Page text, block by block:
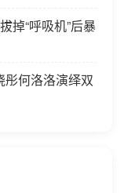
掉“呼吸机”后暴
彤何洛洛演绎双